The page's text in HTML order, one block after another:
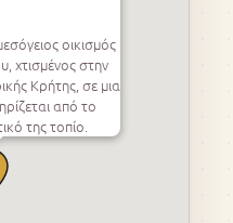
οικισμός
χτισμένος στην
Κρήτης, σε μια
από το
της τοπίο.